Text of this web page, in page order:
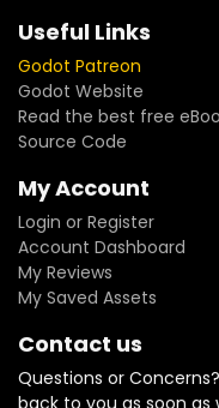
Useful Links
Godot Patreon
Godot Website
Read the best free
Source Code
My Account
Login or Register
Account Dashboard
My Reviews
My Saved Assets
Contact us
Questions or